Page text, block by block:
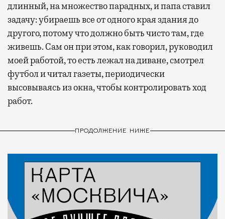
длинный, на множество парадных, и папа ставил
задачу: убираешь все от одного края здания до
другого, потому что должно быть чисто там, где
живешь. Сам он при этом, как говорил, руководил
моей работой, то есть лежал на диване, смотрел
футбол и читал газеты, периодически
высовываясь из окна, чтобы контролировать ход
работ.
ПРОДОЛЖЕНИЕ НИЖЕ